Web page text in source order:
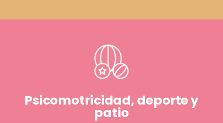
Psicomotricidad, deporte y
patio